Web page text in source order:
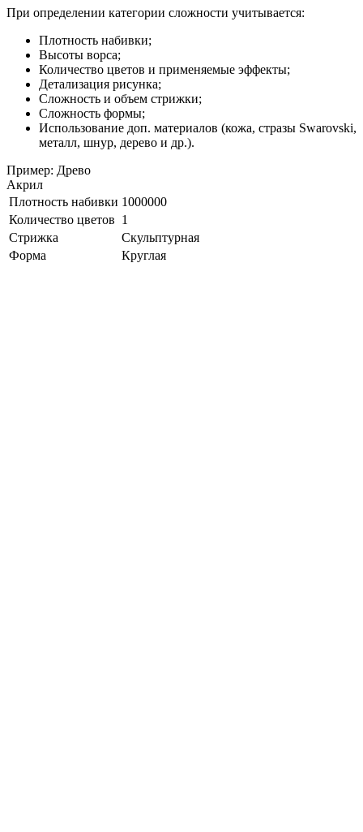
При определении категории сложности учитывается:
Плотность набивки;
Высоты ворса;
Количество цветов и применяемые эффекты;
Детализация рисунка;
Сложность и объем стрижки;
Сложность формы;
Использование доп. материалов (кожа, стразы Swarovski,
металл, шнур, дерево и др.).
Пример: Древо
Акрил
Плотность набивки 1000000
Количество цветов 1
Стрижка
Скульптурная
Форма
Круглая